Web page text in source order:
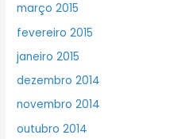
março 2015
fevereiro 2015
janeiro 2015
dezembro 2014
novembro 2014
outubro 2014